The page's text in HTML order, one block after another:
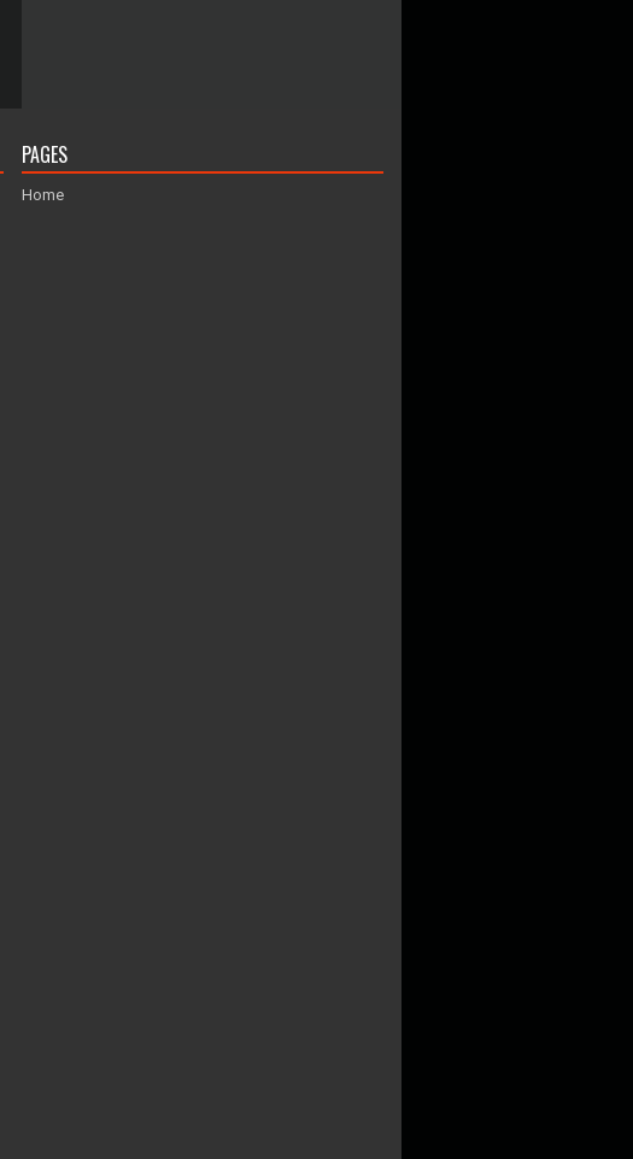
PAGES
Home